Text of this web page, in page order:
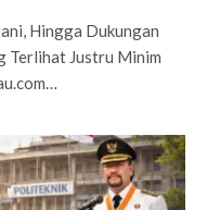
Hingga Dukungan
Terlihat Justru Minim